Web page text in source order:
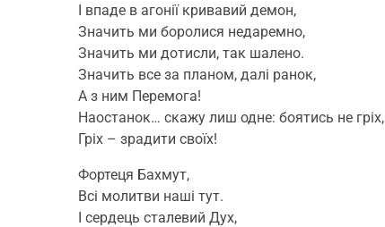
І впаде в агонії кривавий демон,
Значить ми боролися недаремно,
Значить ми дотисли, так шалено.
Значить все за планом, далі ранок,
А з ним Перемога!
Наостанок… скажу лиш одне: боятись не гріх,
Гріх – зрадити своїх!
Фортеця Бахмут,
Всі молитви наші тут.
І сердець сталевий Дух,